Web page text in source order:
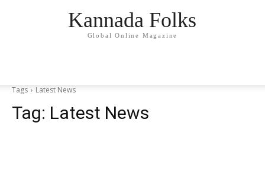
Kannada Folks
Global Online Magazine
Tags Latest News
Tag: Latest News